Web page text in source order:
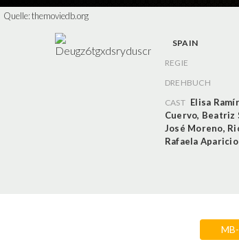
Quelle:themoviedb.org
SPAIN
REGIE
DREHBUCH
CAST Elisa
Cuervo, Beatriz
José Moreno,
Rafaela Aparicio